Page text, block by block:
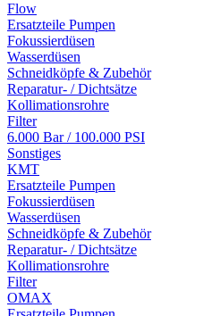
Flow
Ersatzteile Pumpen
Fokussierdüsen
Wasserdüsen
Schneidköpfe & Zubehör
Reparatur- / Dichtsätze
Kollimationsrohre
Filter
6.000 Bar / 100.000 PSI
Sonstiges
KMT
Ersatzteile Pumpen
Fokussierdüsen
Wasserdüsen
Schneidköpfe & Zubehör
Reparatur- / Dichtsätze
Kollimationsrohre
Filter
OMAX